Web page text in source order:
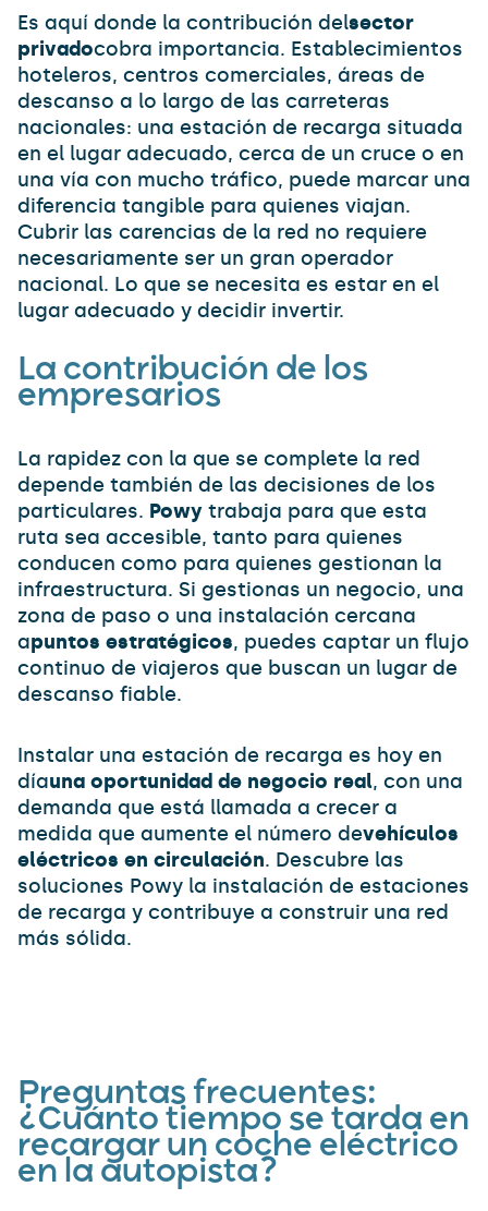
Es aquí donde la contribución delsector
privadocobra importancia. Establecimientos
hoteleros, centros comerciales, áreas de
descanso a lo largo de las carreteras
nacionales: una estación de recarga situada
en el lugar adecuado, cerca de un cruce o en
una vía con mucho tráfico, puede marcar una
diferencia tangible para quienes viajan.
Cubrir las carencias de la red no requiere
necesariamente ser un gran operador
nacional. Lo que se necesita es estar en el
lugar adecuado y decidir invertir.
La contribución de los
empresarios
La rapidez con la que se complete la red
depende también de las decisiones de los
particulares. Powy trabaja para que esta
ruta sea accesible, tanto para quienes
conducen como para quienes gestionan la
infraestructura. Si gestionas un negocio, una
zona de paso o una instalación cercana
apuntos estratégicos, puedes captar un flujo
continuo de viajeros que buscan un lugar de
descanso fiable.
Instalar una estación de recarga es hoy en
díauna oportunidad de negocio real, con una
demanda que está llamada a crecer a
medida que aumente el número devehículos
eléctricos en circulación. Descubre las
soluciones Powy la instalación de estaciones
de recarga y contribuye a construir una red
más sólida.
Preguntas frecuentes:
¿Cuánto tiempo se tarda en
recargar un coche eléctrico
en la autopista?